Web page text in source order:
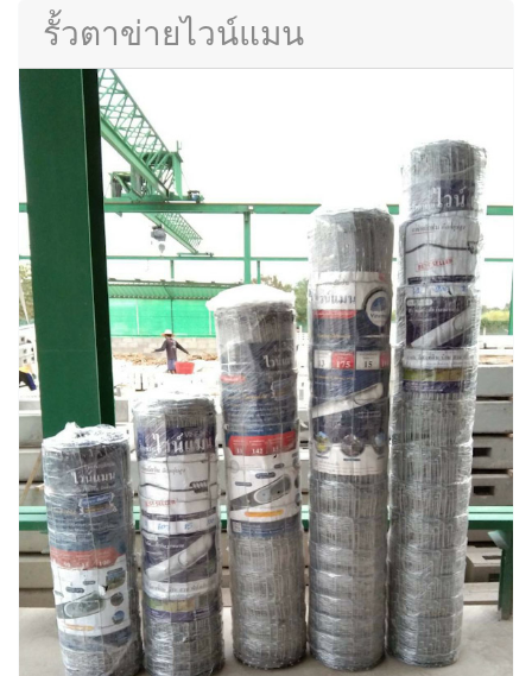
รั้วตาข่ายไวน์แมน